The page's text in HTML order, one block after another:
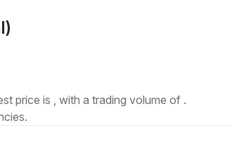
price is , with a trading volume of .